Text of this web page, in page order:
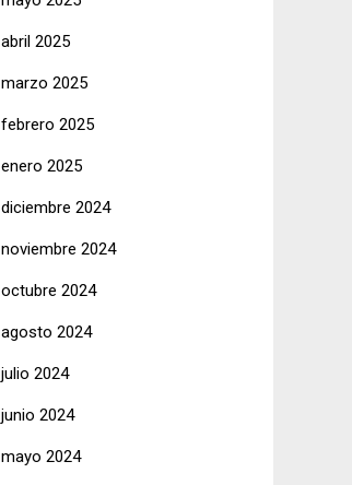
abril 2025
marzo 2025
febrero 2025
enero 2025
diciembre 2024
noviembre 2024
octubre 2024
agosto 2024
julio 2024
junio 2024
mayo 2024